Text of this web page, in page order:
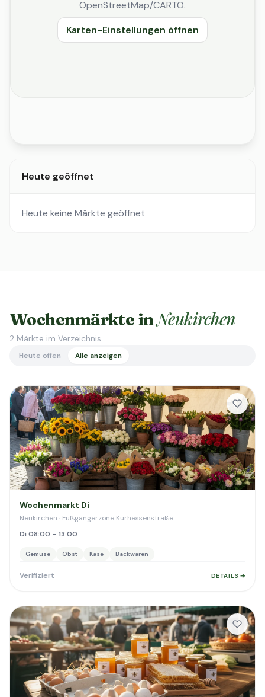
OpenStreetMap/CARTO.
Karten-Einstellungen öffnen
Heute geöffnet
Heute keine Märkte geöffnet
Wochenmärkte inNeukirchen
2 Märkte im Verzeichnis
Heute offen Alle anzeigen
Wochenmarkt Di
Neukirchen · Fußgängerzone Kurhessenstraße
Di 08:00 – 13:00
Gemüse Obst Käse Backwaren
Verifiziert DETAILS ➔